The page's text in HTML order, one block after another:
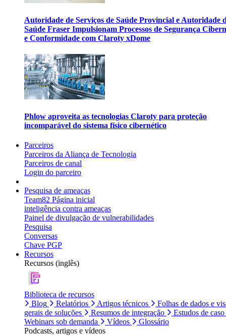
Autoridade de Serviços de Saúde Provincial e Autoridade
Saúde Fraser Impulsionam Processos de Segurança
e Conformidade com Claroty xDome
Phlow aproveita as tecnologias Claroty para proteção
incomparável do sistema físico cibernético
Parceiros
Parceiros da Aliança de Tecnologia
Parceiros de canal
Login do parceiro
Pesquisa de ameaças
Team82 Página inicial
inteligência contra ameaças
Painel de divulgação de vulnerabilidades
Pesquisa
Conversas
Chave PGP
Recursos
Recursos (inglês)
Biblioteca de recursos
Blog
Relatórios Artigos técnicos
Folhas de dados e
gerais de soluções
Resumos de integração
Estudos de caso
Webinars sob demanda
Vídeos
Glossário
Podcasts, artigos e vídeos